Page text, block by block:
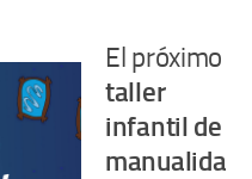
El próximo
taller
infantil de
manualida